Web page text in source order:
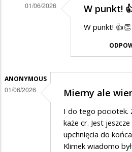
01/06/2026
odpowiedzi
na
prezydenta
W punkt!
W punkt! 👍👏
ANONYMOUS
01/06/2026 Mierny ale
I do tego pociotek.
każe cr. Jest
upchnięcia do
Klimek wiadomo